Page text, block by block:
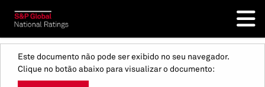
Este documento não pode ser exibido no seu navegador.
Clique no botão abaixo para visualizar o documento: